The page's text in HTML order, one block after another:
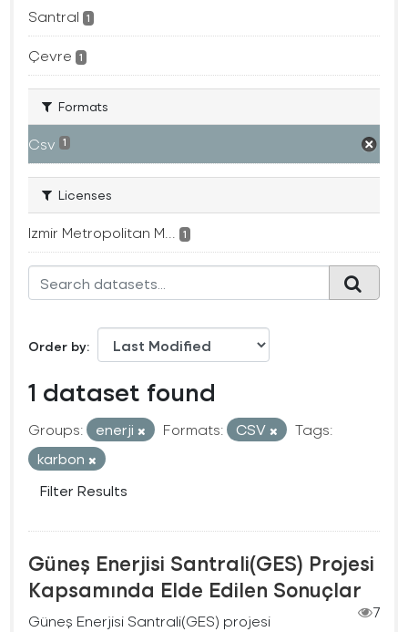
Santral 1
Çevre 1
Formats
Csv 1
Licenses
Izmir Metropolitan M... 1
Order by
1 dataset found
Groups: enerji Formats: CSV
Tags:
karbon
Filter Results
Güneş Enerjisi Santrali(GES) Projesi
Kapsamında Elde Edilen Sonuçlar
7
Güneş Enerjisi Santrali(GES) projesi